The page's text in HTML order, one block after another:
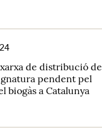
de distribució de
pendent pel
biogàs a Catalunya